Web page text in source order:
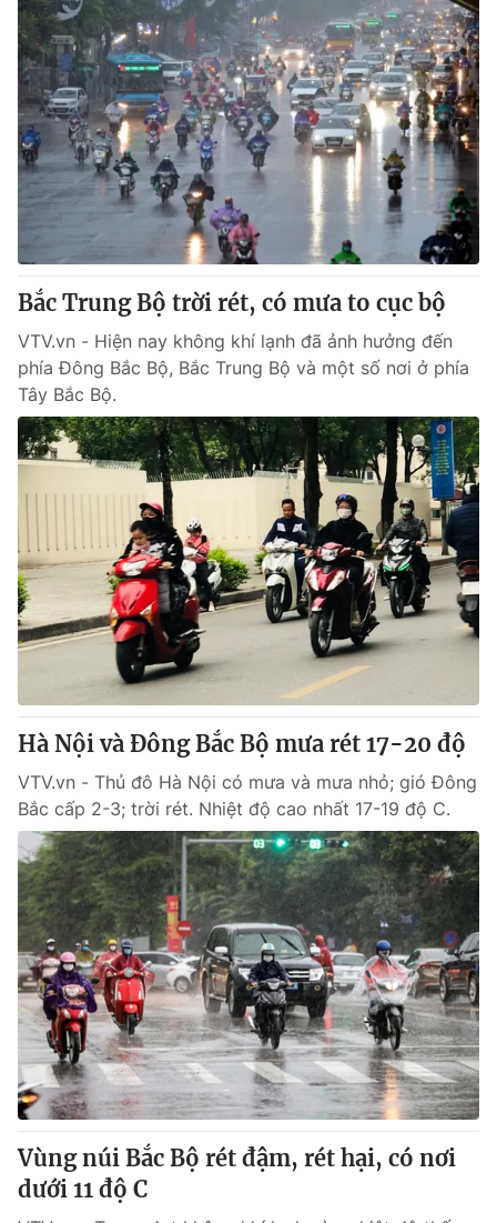
Video Shorts video
VTV Money VTV Thể thao
VTV Sức khoẻ Bất động sản
Thị trường 24h Tấm lòng Việt
VTV4 Vươn mình bằng AI
VTV9 VTV8
Liên hệ tòa soạn English
Theo dõi báo trên
Cơ quan chủ quản:Đài Truyền hình Việt Nam
Cơ quan báo chí:
Giấy phép hoạt động báo in và báo điện tử số 483/GP-BTTTT
cấp ngày 29/12/2023
Tổng Biên tập: Vũ Thanh Thủy
Phó Tổng Biên tập: Nguyễn Thị Mỹ Hạnh, Phạm Quốc Thắng,
Nguyễn Trọng Ninh
Tổng đài VTV:024.38 355 931 - 024.38 355 932
Ðiện thoại Thời báo VTV:024.66 897 897
Email: toasoan@vtv.vn
Liên hệ quảng cáo:024-7300.7108
Bắc Trung Bộ trời rét, có mưa to cục bộ
VTV.vn - Hiện nay không khí lạnh đã ảnh hưởng đến
phía Đông Bắc Bộ, Bắc Trung Bộ và một số nơi ở phía
Tây Bắc Bộ.
Hà Nội và Đông Bắc Bộ mưa rét 17-20 độ
VTV.vn - Thủ đô Hà Nội có mưa và mưa nhỏ; gió Đông
Bắc cấp 2-3; trời rét. Nhiệt độ cao nhất 17-19 độ C.
Vùng núi Bắc Bộ rét đậm, rét hại, có nơi
dưới 11 độ C